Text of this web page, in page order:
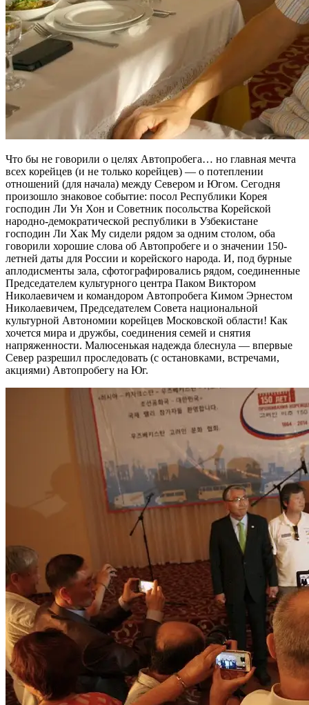
Что бы не говорили о целях Автопробега… но главная мечта
всех корейцев (и не только корейцев) — о потеплении
отношений (для начала) между Севером и Югом. Сегодня
произошло знаковое событие: посол Республики Корея
господин Ли Ун Хон и Советник посольства Корейской
народно-демократической республики в Узбекистане
господин Ли Хак Му сидели рядом за одним столом, оба
говорили хорошие слова об Автопробеге и о значении 150-
летней даты для России и корейского народа. И, под бурные
аплодисменты зала, сфотографировались рядом, соединенные
Председателем культурного центра Паком Виктором
Николаевичем и командором Автопробега Кимом Эрнестом
Николаевичем, Председателем Совета национальной
культурной Автономии корейцев Московской области! Как
хочется мира и дружбы, соединения семей и снятия
напряженности. Малюсенькая надежда блеснула — впервые
Север разрешил проследовать (с остановками, встречами,
акциями) Автопробегу на Юг.